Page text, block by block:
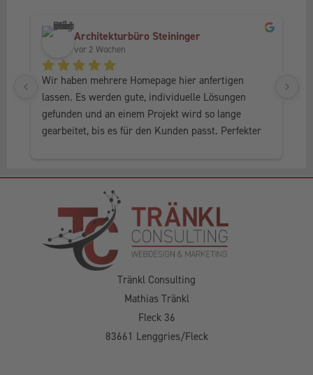
Architekturbüro Steininger
vor 2 Wochen
Wir haben mehrere Homepage hier anfertigen
lassen. Es werden gute, individuelle Lösungen
gefunden und an einem Projekt wird so lange
gearbeitet, bis es für den Kunden passt. Perfekter
Tränkl Consulting
Mathias Tränkl
Fleck 36
83661 Lenggries/Fleck